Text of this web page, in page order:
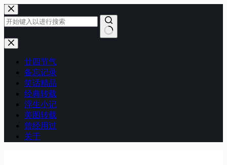
跳
至
内
容
无
廿四节气
备忘记录
笑话精品
经典转载
浮生小记
美图转载
曾经用过
关于